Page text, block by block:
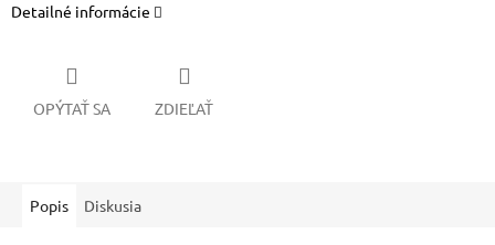
Detailné informácie
OPÝTAŤ SA ZDIEĽAŤ
Popis Diskusia